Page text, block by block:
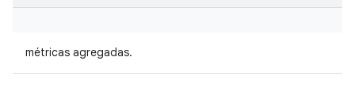
métricas agregadas.